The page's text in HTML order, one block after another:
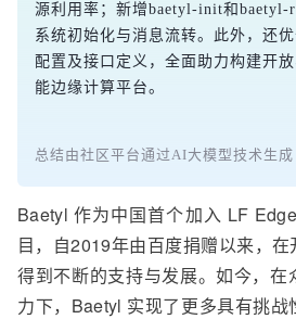
源利用率；新增baetyl-init和baetyl-
系统初始化与消息流转。此外，还
配置及接口定义，全面助力构建开
能边缘计算平台。
总结由社区平台通过AI大模型技术生成
Baetyl 作为中国首个加入 LF
目，自2019年由百度捐赠以来，
得到不断的支持与发展。如今，在
力下，Baetyl 实现了更多具有挑